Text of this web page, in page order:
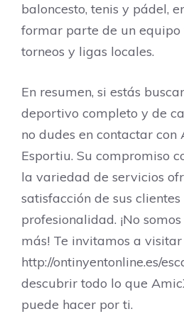
baloncesto, tenis y pádel,
formar parte de un equipo
torneos y ligas locales.
En resumen, si estás
deportivo completo y de
no dudes en contactar con
Esportiu. Su compromiso
la variedad de servicios
satisfacción de sus
profesionalidad. ¡No
más! Te invitamos a
http://ontinyentonline.es/
descubrir todo lo que
puede hacer por ti.